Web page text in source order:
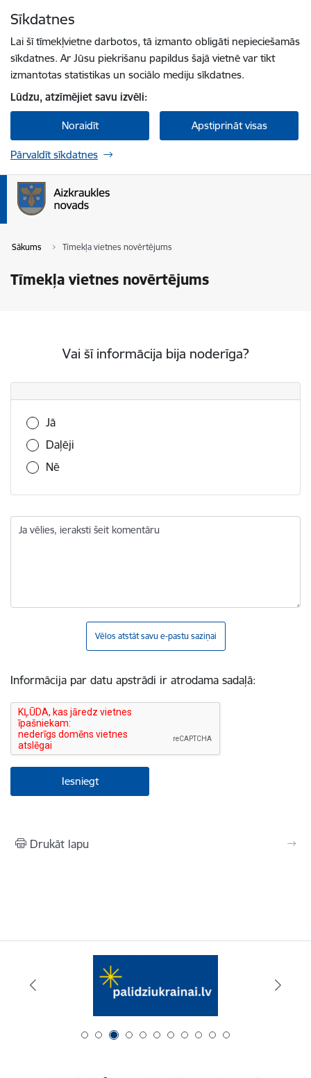
Sīkdatnes
Lai šī tīmekļvietne darbotos, tā izmanto obligāti nepieciešamās
sīkdatnes. Ar Jūsu piekrišanu papildus šajā vietnē var tikt
izmantotas statistikas un sociālo mediju sīkdatnes.
Lūdzu, atzīmējiet savu izvēli:
Noraidīt Apstiprināt visas
Pārvaldīt sīkdatnes
Sākums Tīmekļa vietnes novērtējums
Tīmekļa vietnes novērtējums
Vai šī informācija bija noderīga?
Vai šī informācija bija noderīga?
Jā
Daļēji
Nē
Ja vēlies, ieraksti šeit komentāru
Vēlos atstāt savu e-pastu saziņai
Informācija par datu apstrādi ir atrodama sadaļā:
Drukāt lapu